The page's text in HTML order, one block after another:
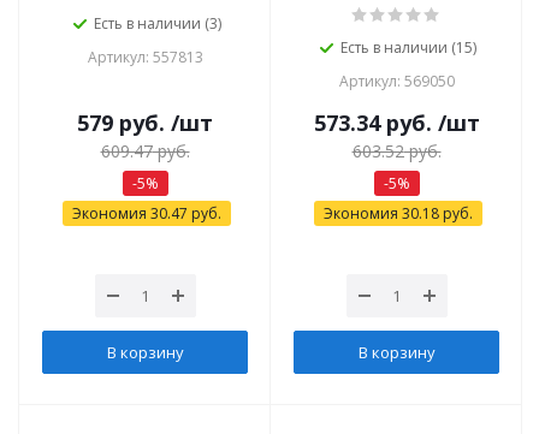
Есть в наличии (3)
Артикул: 557813
579 руб. /шт
609.47руб.
-5%
Экономия 30.47 руб.
В корзину
Есть в наличии (15)
Артикул: 569050
573.34руб. /шт
603.52руб.
-5%
Экономия 30.18 руб.
В корзину